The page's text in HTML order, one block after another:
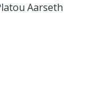
Aarseth